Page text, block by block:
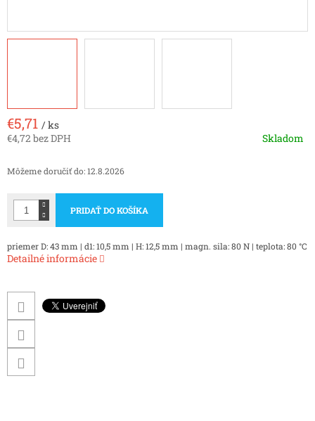
€5,71 / ks
€4,72 bez DPH
cena:
Skladom
Môžeme doručiť do:12.8.2026
PRIDAŤ DO KOŠÍKA
priemer D: 43 mm | d1: 10,5 mm | H: 12,5 mm | magn. sila: 80 N | teplota: 80 °C
Detailné informácie